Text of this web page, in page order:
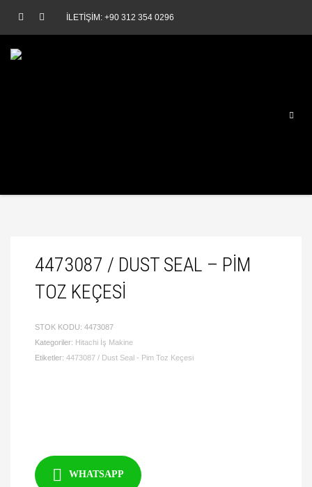
İLETİŞİM: +90 312 354 0296
4473087 / DUST SEAL – PIM
TOZ KEÇESI
STOK KODU: 4473087
Kategoriler: Hitachi İş Makine
Etiketler: 4473087 / Dust Seal - Pim Toz Keçesi
WHATSAPP